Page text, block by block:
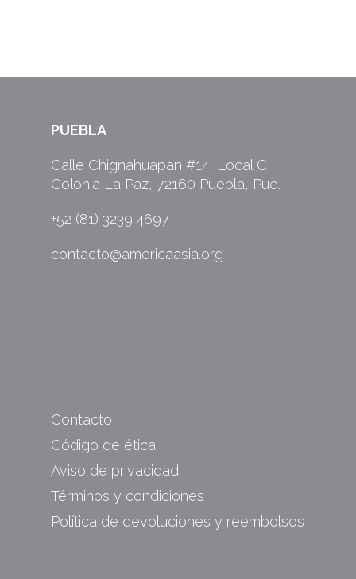
PUEBLA
Calle Chignahuapan #14, Local C,
Colonia La Paz, 72160 Puebla, Pue.
+52 (81) 3239 4697
contacto@americaasia.org
Contacto
Código de ética
Aviso de privacidad
Términos y condiciones
Política de devoluciones y reembolsos